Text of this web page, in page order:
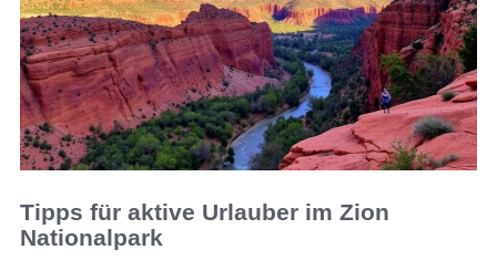
Tipps für aktive Urlauber im Zion
Nationalpark